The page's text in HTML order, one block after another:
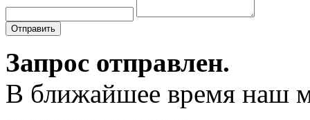
Отправить
Запрос отправлен.
В ближайшее время наш